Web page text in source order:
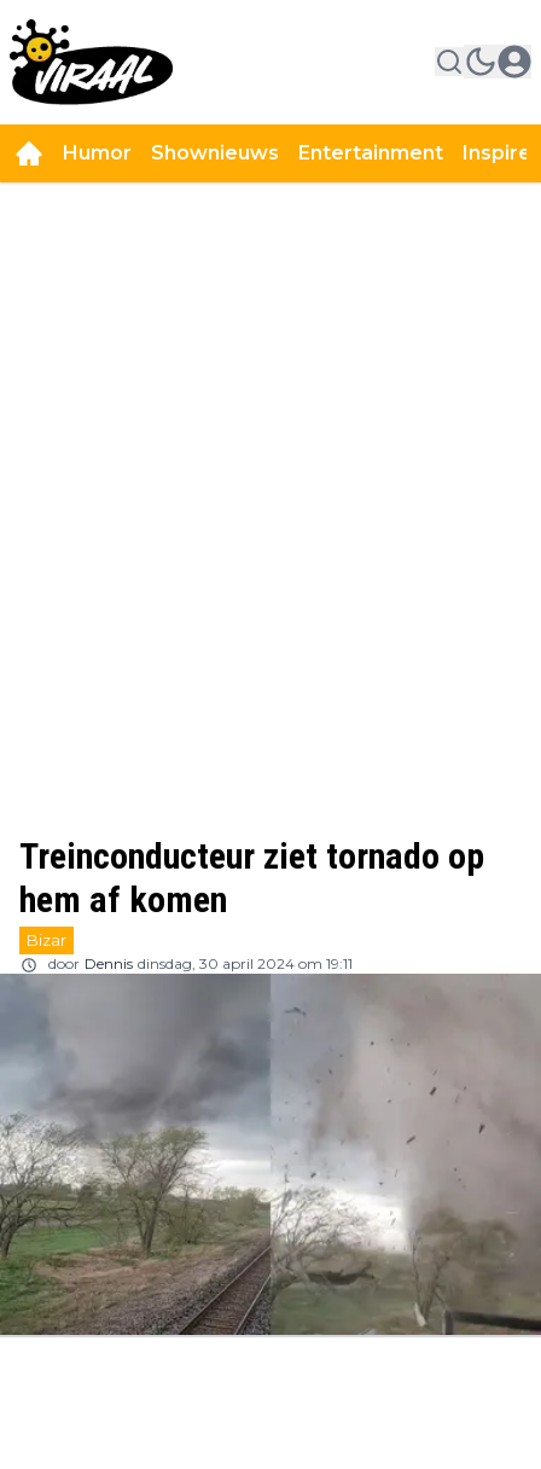
Humor Shownieuws Entertainment
Treinconducteur ziet tornado op
hem af komen
Bizar
door Dennis dinsdag, 30 april 2024 om 19:11